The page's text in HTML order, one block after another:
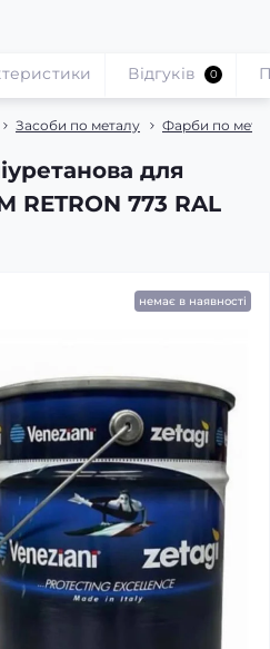
Засоби по металу Фарби по
для
RETRON 773 RAL
Відгуків 0
немає в наявності